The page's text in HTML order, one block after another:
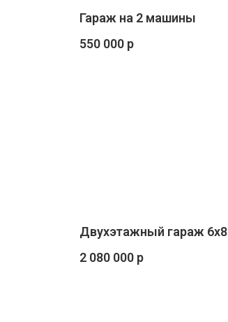
Гараж на 2 машины
550 000 р
Двухэтажный гараж 6х8
2 080 000 р